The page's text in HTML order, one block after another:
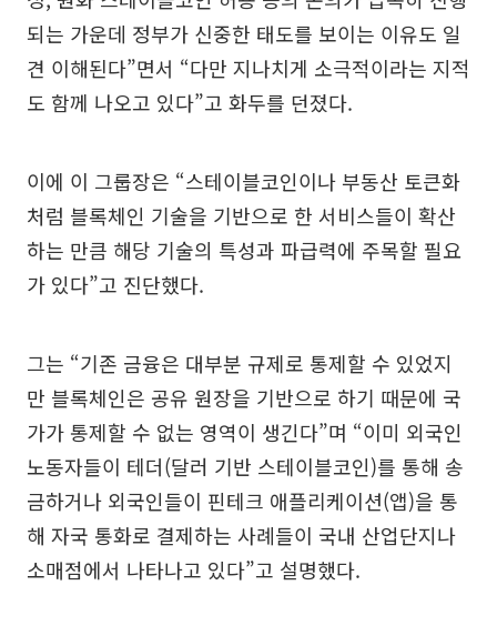
되는 가운데 정부가 신중한 태도를 보이는 이유도 일
견 이해된다”면서 “다만 지나치게 소극적이라는 지적
도 함께 나오고 있다”고 화두를 던졌다.
이에 이 그룹장은 “스테이블코인이나 부동산 토큰화
처럼 블록체인 기술을 기반으로 한 서비스들이 확산
하는 만큼 해당 기술의 특성과 파급력에 주목할 필요
가 있다”고 진단했다.
그는 “기존 금융은 대부분 규제로 통제할 수 있었지
만 블록체인은 공유 원장을 기반으로 하기 때문에 국
가가 통제할 수 없는 영역이 생긴다”며 “이미 외국인
노동자들이 테더(달러 기반 스테이블코인)를 통해 송
금하거나 외국인들이 핀테크 애플리케이션(앱)을 통
해 자국 통화로 결제하는 사례들이 국내 산업단지나
소매점에서 나타나고 있다”고 설명했다.